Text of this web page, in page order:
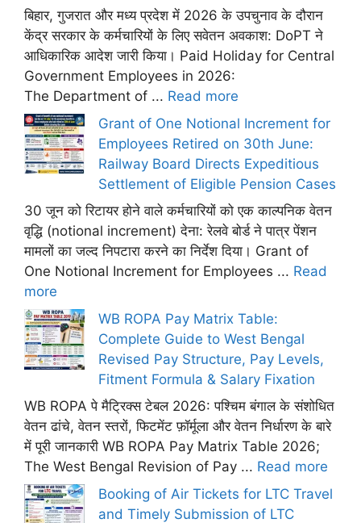
बिहार, गुजरात और मध्य प्रदेश में 2026 के उपचुनाव के दौरान
केंद्र सरकार के कर्मचारियों के लिए सवेतन अवकाश: DoPT ने
आधिकारिक आदेश जारी किया। Paid Holiday for Central
Government Employees in 2026:
The Department of ... Read more
Grant of One Notional Increment for
Employees Retired on 30th June:
Railway Board Directs Expeditious
Settlement of Eligible Pension Cases
30 जून को रिटायर होने वाले कर्मचारियों को एक काल्पनिक वेतन
वृद्धि (notional increment) देना: रेलवे बोर्ड ने पात्र पेंशन
मामलों का जल्द निपटारा करने का निर्देश दिया। Grant of
One Notional Increment for Employees ... Read
more
WB ROPA Pay Matrix Table:
Complete Guide to West Bengal
Revised Pay Structure, Pay Levels,
Fitment Formula & Salary Fixation
WB ROPA पे मैट्रिक्स टेबल 2026: पश्चिम बंगाल के संशोधित
वेतन ढांचे, वेतन स्तरों, फिटमेंट फ़ॉर्मूला और वेतन निर्धारण के बारे
में पूरी जानकारी WB ROPA Pay Matrix Table 2026;
The West Bengal Revision of Pay ... Read more
Booking of Air Tickets for LTC Travel
and Timely Submission of LTC